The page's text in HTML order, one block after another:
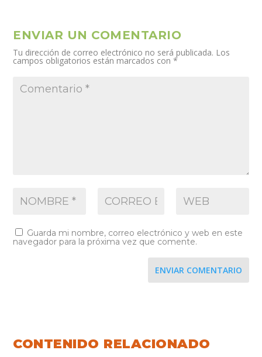
ENVIAR UN COMENTARIO
Tu dirección de correo electrónico no será publicada. Los
campos obligatorios están marcados con*
Guarda mi nombre, correo electrónico y web en este
navegador para la próxima vez que comente.
ENVIAR COMENTARIO
CONTENIDO RELACIONADO